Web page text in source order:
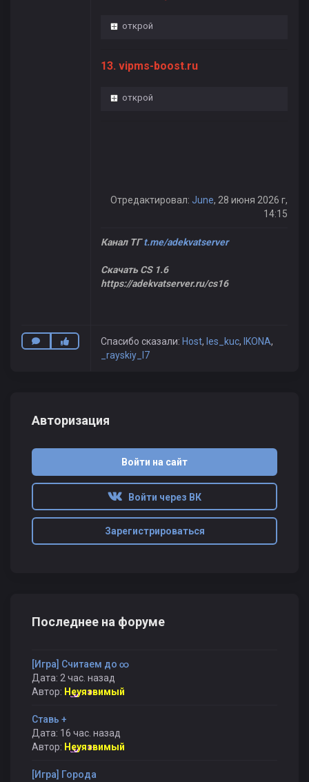
открой
13. vipms-boost.ru
открой
Отредактировал: June, 28 июня 2026 г,
14:15
Канал ТГt.me/adekvatserver
Скачать CS 1.6
https://adekvatserver.ru/cs16
Спасибо сказали: Host, les_kuc, IKONA,
_rayskiy_l7
Авторизация
Войти на сайт
Войти через ВК
Зарегистрироваться
Последнее на форуме
[Игра] Считаем до ∞
Дата: 2 час. назад
Автор: Неуязвимый
Ставь +
Дата: 16 час. назад
Автор: Неуязвимый
[Игра] Города